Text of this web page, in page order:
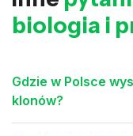
biologia i
Gdzie w Polsce
klonów?